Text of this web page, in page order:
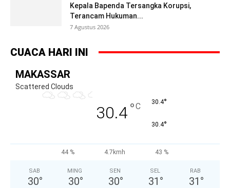
Kepala Bapenda Tersangka Korupsi,
Terancam Hukuman...
7 Agustus 2026
CUACA HARI INI
MAKASSAR
Scattered Clouds
30.4°C 30.4°
30.4°
44 % 4.7kmh 43 %
SAB
30°
MING
30°
SEN
30°
SEL
31 °
RAB
31 °